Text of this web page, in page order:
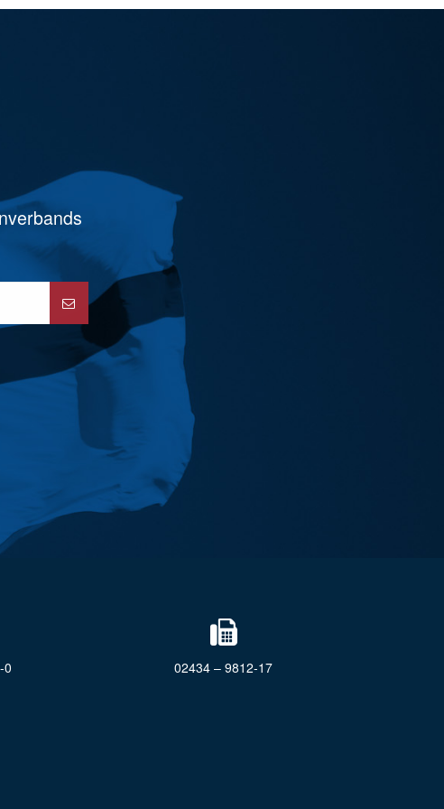
0 02434 – 9812-17